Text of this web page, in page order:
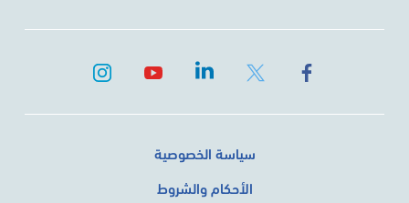
سياسة الخصوصية
الأحكام والشروط